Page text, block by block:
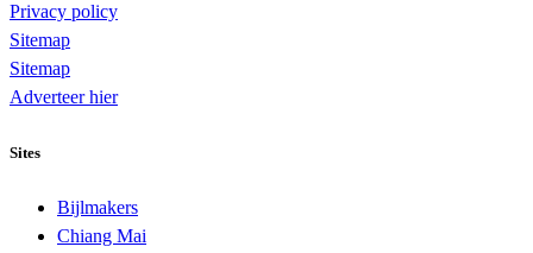
Privacy policy
Sitemap
Sitemap
Adverteer hier
Sites
Bijlmakers
Chiang Mai